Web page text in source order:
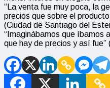
“La venta fue muy poca, la
precios que sobre el
(Ciudad de Santiago del
“Imaginábamos que íbamos
que hay de precios y así